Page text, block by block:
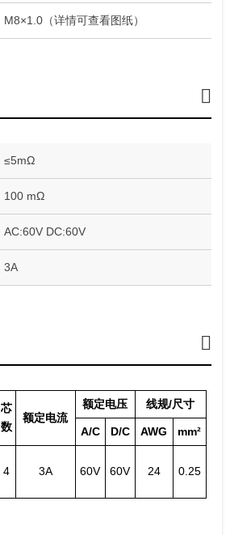
M8×1.0（详情可查看图纸）
≤5mΩ
100 mΩ
AC:60V DC:60V
3A
芯
数
额定电流
额定电压 线规/尺寸
A/C D/C AWG mm²
4 3A 60V 60V 24 0.25